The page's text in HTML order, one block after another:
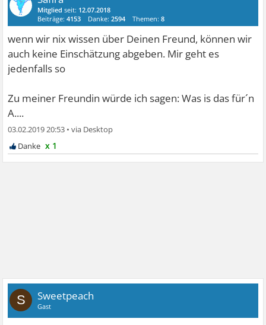
Mitglied seit: 12.07.2018
Beiträge:4153 Danke:2594 Themen:8
wenn wir nix wissen über Deinen Freund, können wir
auch keine Einschätzung abgeben. Mir geht es
jedenfalls so
Zu meiner Freundin würde ich sagen: Was is das für´n
A....
03.02.2019 20:53 •
x 1
S Sweetpeach
Gast